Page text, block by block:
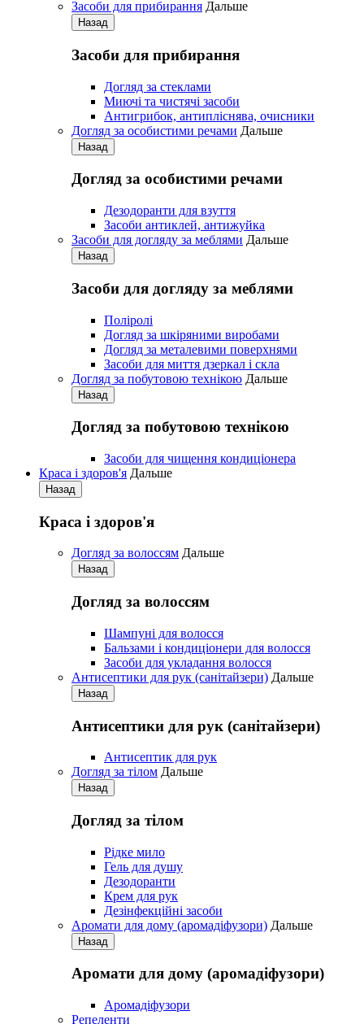
Засоби для прибирання Дальше
Назад
Засоби для прибирання
Догляд за стеклами
Миючі та чистячі засоби
Антигрибок, антипліснява, очисники
Догляд за особистими речами Дальше
Назад
Догляд за особистими речами
Дезодоранти для взуття
Засоби антиклей, антижуйка
Засоби для догляду за меблями Дальше
Назад
Засоби для догляду за меблями
Поліролі
Догляд за шкіряними виробами
Догляд за металевими поверхнями
Засоби для миття дзеркал і скла
Догляд за побутовою технікою Дальше
Назад
Догляд за побутовою технікою
Засоби для чищення кондиціонера
Краса і здоров'я Дальше
Назад
Краса і здоров'я
Догляд за волоссям Дальше
Назад
Догляд за волоссям
Шампуні для волосся
Бальзами і кондиціонери для волосся
Засоби для укладання волосся
Антисептики для рук (санітайзери) Дальше
Назад
Антисептики для рук (санітайзери)
Антисептик для рук
Догляд за тілом Дальше
Назад
Догляд за тілом
Рідке мило
Гель для душу
Дезодоранти
Крем для рук
Дезінфекційні засоби
Аромати для дому (аромадіфузори) Дальше
Назад
Аромати для дому (аромадіфузори)
Аромадіфузори
Репеленти